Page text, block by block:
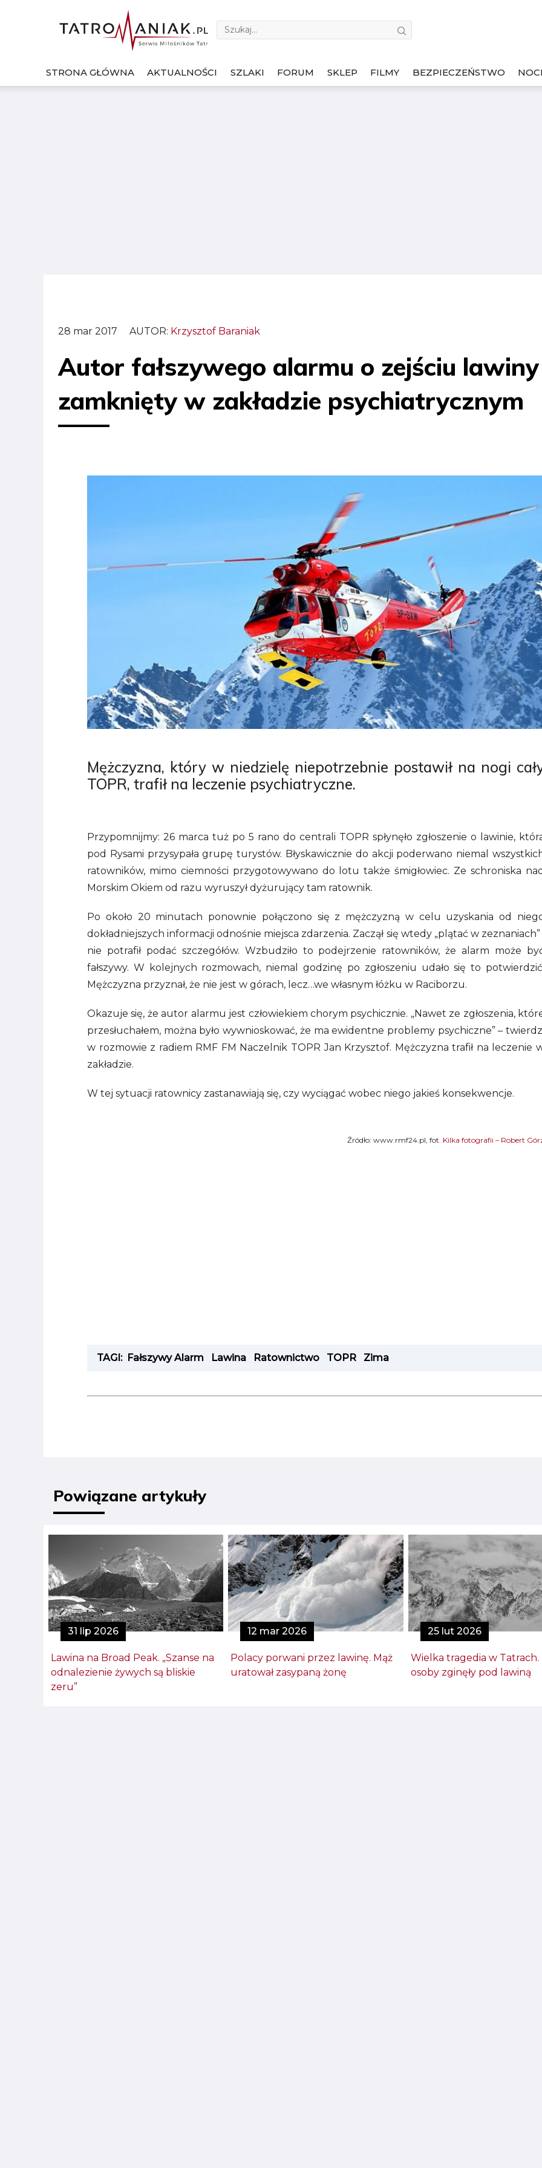
STRONA GŁÓWNA AKTUALNOŚCI SZLAKI FORUM SKLEP FILMY BEZPIECZEŃSTWO
28 mar 2017 AUTOR: Krzysztof Baraniak
Autor fałszywego alarmu o zejściu lawiny
zamknięty w zakładzie psychiatrycznym
Mężczyzna, który w niedzielę niepotrzebnie postawił na nogi
TOPR, trafił na leczenie psychiatryczne.
Przypomnijmy: 26 marca tuż po 5 rano do centrali TOPR spłynęło zgłoszenie o lawinie,
pod Rysami przysypała grupę turystów. Błyskawicznie do akcji poderwano niemal
ratowników, mimo ciemności przygotowywano do lotu także śmigłowiec. Ze schroniska
Morskim Okiem od razu wyruszył dyżurujący tam ratownik.
Po około 20 minutach ponownie połączono się z mężczyzną w celu uzyskania od
dokładniejszych informacji odnośnie miejsca zdarzenia. Zaczął się wtedy „plątać w zeznaniach”
nie potrafił podać szczegółów. Wzbudziło to podejrzenie ratowników, że alarm może
fałszywy. W kolejnych rozmowach, niemal godzinę po zgłoszeniu udało się to
Mężczyzna przyznał, że nie jest w górach, lecz…we własnym łóżku w Raciborzu.
Okazuje się, że autor alarmu jest człowiekiem chorym psychicznie. „Nawet ze zgłoszenia,
przesłuchałem, można było wywnioskować, że ma ewidentne problemy psychiczne” –
w rozmowie z radiem RMF FM Naczelnik TOPR Jan Krzysztof. Mężczyzna trafił na leczenie
zakładzie.
W tej sytuacji ratownicy zastanawiają się, czy wyciągać wobec niego jakieś konsekwencje.
Źródło: www.rmf24.pl, fot. Kilka fotografii – Robert
TAGI: Fałszywy Alarm Lawina Ratownictwo TOPR Zima
Powiązane artykuły
31 lip 2026
Lawina na Broad Peak. „Szanse na
odnalezienie żywych są bliskie
zeru”
12 mar 2026
Polacy porwani przez lawinę. Mąż
uratował zasypaną żonę
25 lut 2026
Wielka tragedia w Tatrach.
osoby zginęły pod lawiną